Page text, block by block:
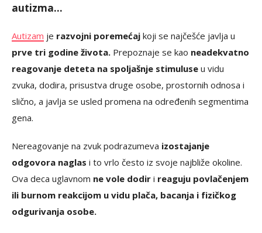
autizma…
Autizam je razvojni poremećaj koji se najčešće javlja u
prve tri godine života. Prepoznaje se kao neadekvatno
reagovanje deteta na spoljašnje stimuluse u vidu
zvuka, dodira, prisustva druge osobe, prostornih odnosa i
slično, a javlja se usled promena na određenih segmentima
gena.
Nereagovanje na zvuk podrazumeva izostajanje
odgovora naglas i to vrlo često iz svoje najbliže okoline.
Ova deca uglavnom ne vole dodir i reaguju povlačenjem
ili burnom reakcijom u vidu plača, bacanja i fizičkog
odgurivanja osobe.